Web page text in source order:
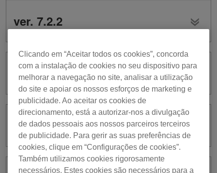
ver. 7.2.2
ver. 7.2.0
ver. 7.1.5
Clicando em “Aceitar todos os cookies”, concorda
com a instalação de cookies no seu dispositivo para
melhorar a navegação no site, analisar a utilização
do site e apoiar os nossos esforços de marketing e
publicidade. Ao aceitar os cookies de
direcionamento, está a autorizar-nos a divulgação
de dados pessoais aos nossos parceiros terceiros
de publicidade. Para gerir as suas preferências de
cookies, clique em “Configurações de cookies”.
Também utilizamos cookies rigorosamente
necessários. Estes cookies são necessários para a